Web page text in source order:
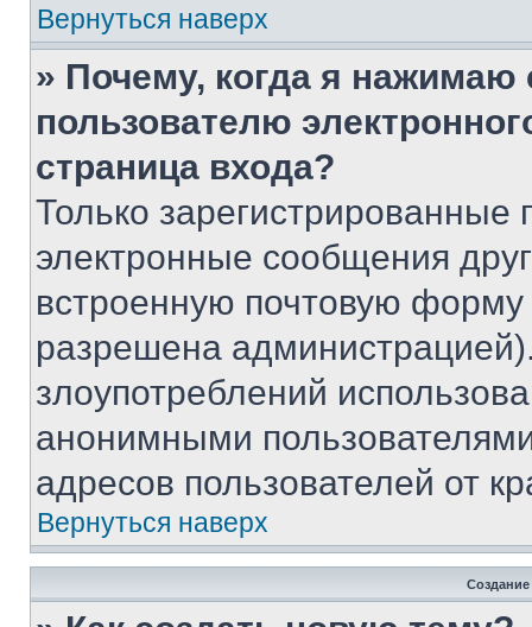
Вернуться наверх
» Почему, когда я нажимаю
пользователю
страница входа?
Только зарегистрированные
электронные сообщения
встроенную почтовую
разрешена
злоупотреблений
анонимными
адресов пользователей от
Вернуться наверх